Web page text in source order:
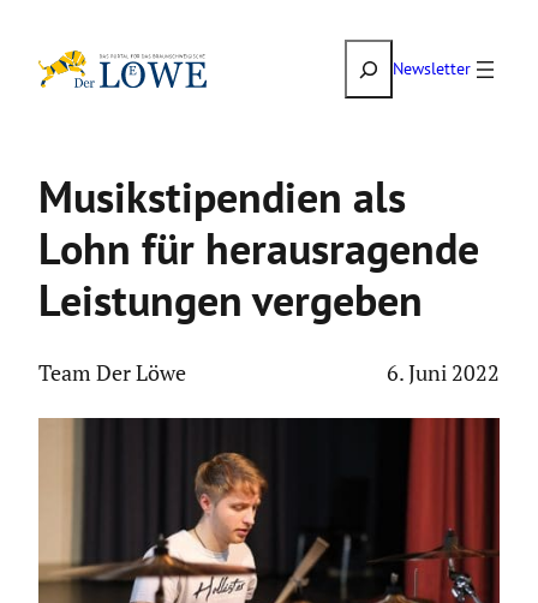
Inhalt
SuchenNewsletter
Musik­sti­pen­dien als
Lohn für heraus­ra­gende
Leistungen vergeben
Team Der Löwe 6. Juni 2022